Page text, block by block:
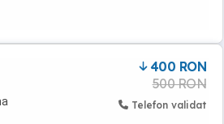
400 RON
500 RON
Telefon validat